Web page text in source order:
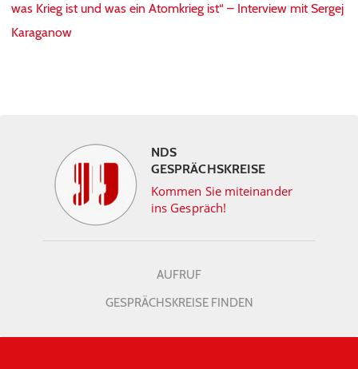
was Krieg ist und was ein Atomkrieg ist“ – Interview mit Sergej
Karaganow
NDS
GESPRÄCHSKREISE
Kommen Sie miteinander
ins Gespräch!
AUFRUF
GESPRÄCHSKREISE FINDEN